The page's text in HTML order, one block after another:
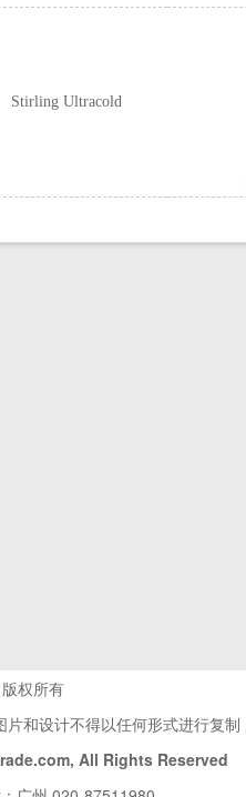
Stirling Ultracold
权所有
和设计不得以任何形式进行复制
All Rights Reserved